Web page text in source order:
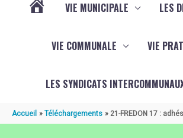
VIE MUNICIPALE LES
VIE COMMUNALE VIE
LES SYNDICATS
Accueil Téléchargements 21-FREDON 17 :